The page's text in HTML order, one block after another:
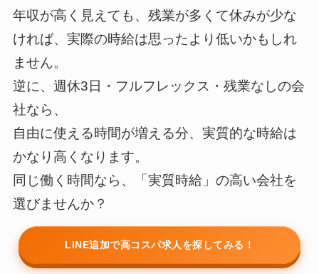
読み込み中...
回答内容に応じて、提携サービスの情報を表示しています
年収が高く見えても、残業が多くて休みが少な
ければ、実際の時給は思ったより低いかもしれ
ません。
逆に、週休3日・フルフレックス・残業なしの会
社なら、
自由に使える時間が増える分、実質的な時給は
かなり高くなります。
同じ働く時間なら、「実質時給」の高い会社を
選びませんか？
LINE追加で高コスパ求人を探してみる！